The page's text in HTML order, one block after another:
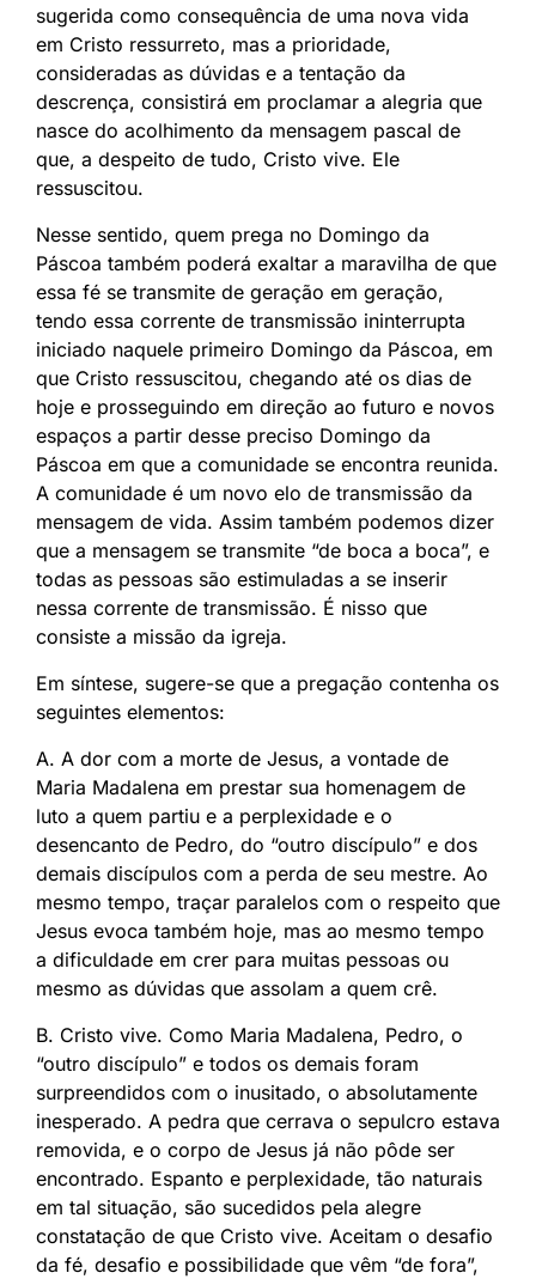
sugerida como consequência de uma nova vida
em Cristo ressurreto, mas a prioridade,
consideradas as dúvidas e a tentação da
descrença, consistirá em proclamar a alegria que
nasce do acolhimento da mensagem pascal de
que, a despeito de tudo, Cristo vive. Ele
ressuscitou.
Nesse sentido, quem prega no Domingo da
Páscoa também poderá exaltar a maravilha de que
essa fé se transmite de geração em geração,
tendo essa corrente de transmissão ininterrupta
iniciado naquele primeiro Domingo da Páscoa, em
que Cristo ressuscitou, chegando até os dias de
hoje e prosseguindo em direção ao futuro e novos
espaços a partir desse preciso Domingo da
Páscoa em que a comunidade se encontra reunida.
A comunidade é um novo elo de transmissão da
mensagem de vida. Assim também podemos dizer
que a mensagem se transmite “de boca a boca”, e
todas as pessoas são estimuladas a se inserir
nessa corrente de transmissão. É nisso que
consiste a missão da igreja.
Em síntese, sugere-se que a pregação contenha os
seguintes elementos:
A. A dor com a morte de Jesus, a vontade de
Maria Madalena em prestar sua homenagem de
luto a quem partiu e a perplexidade e o
desencanto de Pedro, do “outro discípulo” e dos
demais discípulos com a perda de seu mestre. Ao
mesmo tempo, traçar paralelos com o respeito que
Jesus evoca também hoje, mas ao mesmo tempo
a dificuldade em crer para muitas pessoas ou
mesmo as dúvidas que assolam a quem crê.
B. Cristo vive. Como Maria Madalena, Pedro, o
“outro discípulo” e todos os demais foram
surpreendidos com o inusitado, o absolutamente
inesperado. A pedra que cerrava o sepulcro estava
removida, e o corpo de Jesus já não pôde ser
encontrado. Espanto e perplexidade, tão naturais
em tal situação, são sucedidos pela alegre
constatação de que Cristo vive. Aceitam o desafio
da fé, desafio e possibilidade que vêm “de fora”,